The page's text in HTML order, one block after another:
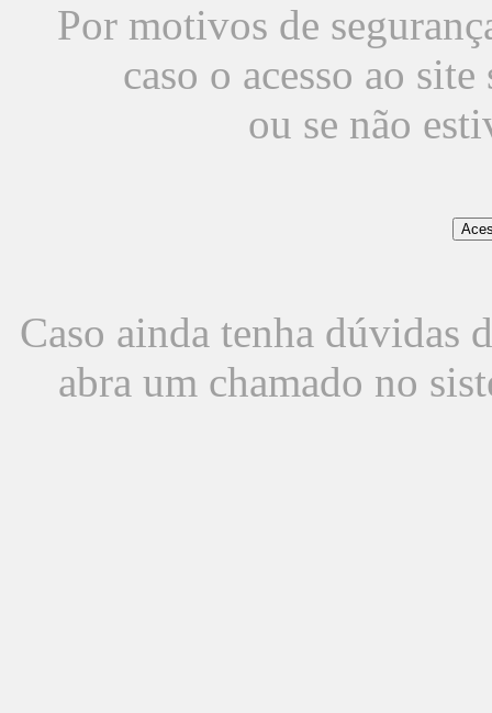
Por motivos de
caso o acesso ao
ou se não
Caso ainda tenha dúvidas
abra um chamado no